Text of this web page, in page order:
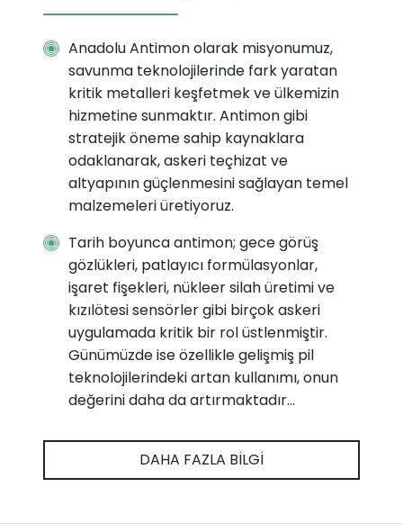
Anadolu Antimon olarak misyonumuz,
savunma teknolojilerinde fark yaratan
kritik metalleri keşfetmek ve ülkemizin
hizmetine sunmaktır. Antimon gibi
stratejik öneme sahip kaynaklara
odaklanarak, askeri teçhizat ve
altyapının güçlenmesini sağlayan temel
malzemeleri üretiyoruz.
Tarih boyunca antimon; gece görüş
gözlükleri, patlayıcı formülasyonlar,
işaret fişekleri, nükleer silah üretimi ve
kızılötesi sensörler gibi birçok askeri
uygulamada kritik bir rol üstlenmiştir.
Günümüzde ise özellikle gelişmiş pil
teknolojilerindeki artan kullanımı, onun
değerini daha da artırmaktadır...
DAHA FAZLA BILGI